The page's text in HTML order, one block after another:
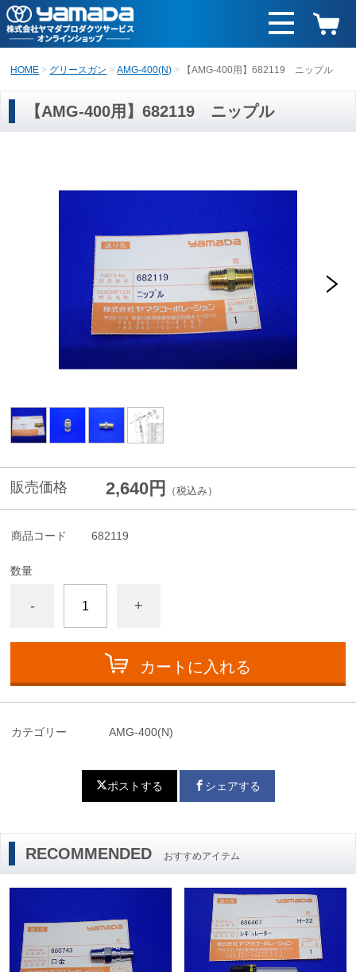
HOME グリースガン AMG-400(N) 【AMG-400用】682119 ニップル
【AMG-400用】682119 ニップル
販売価格 2,640円 （税込み）
商品コード 682119
数量
- +
カートに入れる
カテゴリー AMG-400(N)
ポストする シェアする
RECOMMENDED おすすめアイテム